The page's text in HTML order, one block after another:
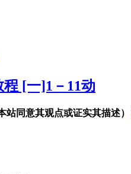
[一]1－11动
同意其观点或证实其描述）